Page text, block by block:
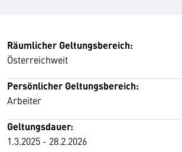
Räumlicher Geltungsbereich:
Österreichweit
Persönlicher Geltungsbereich:
Arbeiter
Geltungsdauer:
1.3.2025 - 28.2.2026